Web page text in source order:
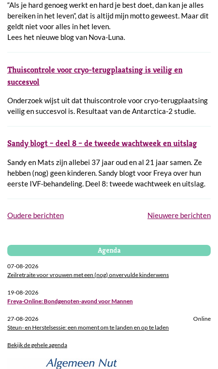
“Als je hard genoeg werkt en hard je best doet, dan kan je alles
bereiken in het leven”, dat is altijd mijn motto geweest. Maar dit
geldt niet voor alles in het leven.
Lees het nieuwe blog van Nova-Luna.
Thuiscontrole voor cryo-terugplaatsing is veilig en
succesvol
Onderzoek wijst uit dat thuiscontrole voor cryo-terugplaatsing
veilig en succesvol is. Resultaat van de Antarctica-2 studie.
Sandy blogt – deel 8 – de tweede wachtweek en uitslag
Sandy en Mats zijn allebei 37 jaar oud en al 21 jaar samen. Ze
hebben (nog) geen kinderen. Sandy blogt voor Freya over hun
eerste IVF-behandeling. Deel 8: tweede wachtweek en uitslag.
Berichtennavigatie
Oudere berichten Nieuwere berichten
Agenda
07-08-2026
Zeilretraite voor vrouwen met een (nog) onvervulde kinderwens
19-08-2026
Freya-Online: Bondgenoten-avond voor Mannen
27-08-2026
Online
Steun- en Herstelsessie: een moment om te landen en op te laden
Bekijk de gehele agenda